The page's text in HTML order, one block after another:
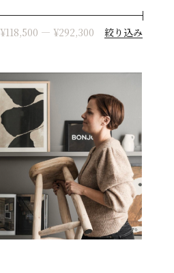
絞り込み
¥118,500 — ¥292,300